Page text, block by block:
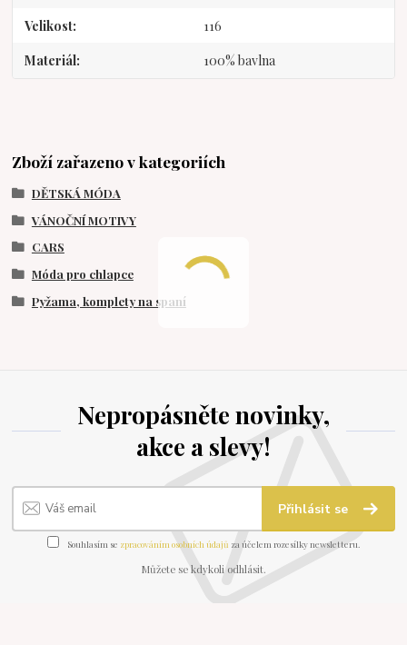
Velikost 116
Materiál 100% bavlna
Zboží zařazeno v kategoriích
DĚTSKÁ MÓDA
VÁNOČNÍ MOTIVY
CARS
Móda pro chlapce
Pyžama, komplety na spaní
Nepropásněte novinky,
akce a slevy!
Přihlásit se
Souhlasím se zpracováním osobních údajů za účelem rozesílky newsletteru.
Můžete se kdykoli odhlásit.